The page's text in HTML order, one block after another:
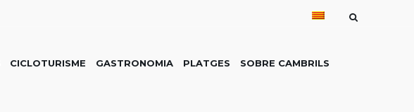
CICLOTURISME GASTRONOMIA PLATGES SOBRE CAMBRILS